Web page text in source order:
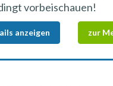
vorbeischauen!
anzeigen zur